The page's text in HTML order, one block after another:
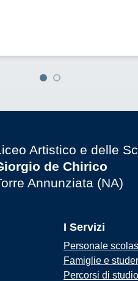
Artistico e delle
de Chirico
Annunziata (NA)
I Servizi
Personale
Famiglie e
Percorsi di studio